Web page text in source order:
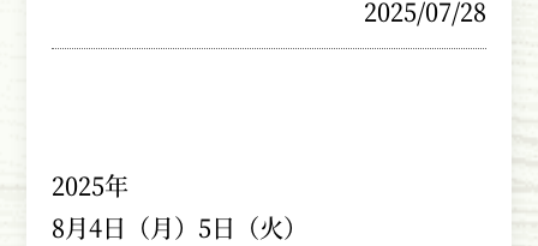
2025/07/28
2025年
8月4日（月）5日（火）